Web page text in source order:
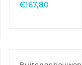
€167,80